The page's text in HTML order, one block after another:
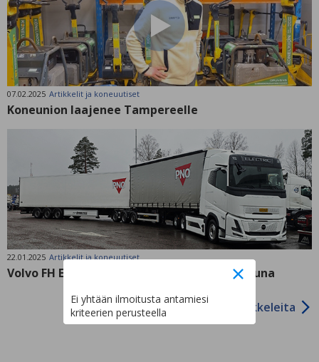
07.02.2025 Artikkelit ja koneuutiset
Koneunion laajenee Tampereelle
22.01.2025 Artikkelit ja koneuutiset
Volvo FH Electric Aero – Maanteiden sähköjuna
Lisää artikkeleita
Ei yhtään ilmoitusta antamiesi
kriteerien perusteella